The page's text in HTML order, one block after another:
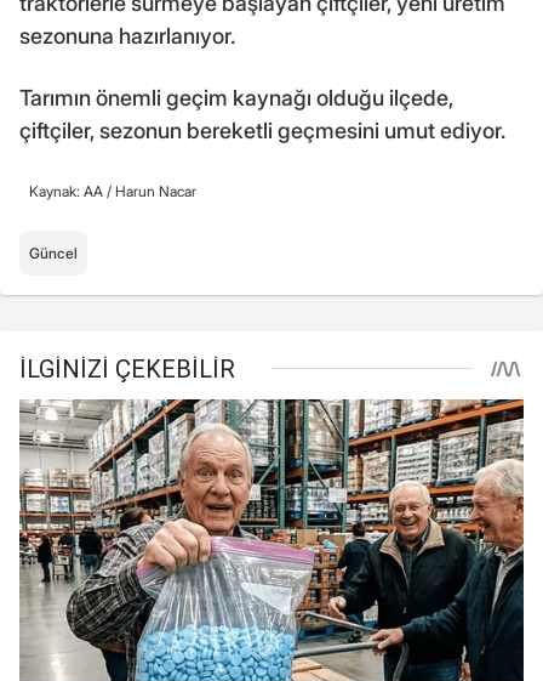
sezonuna hazırlanıyor.
Tarımın önemli geçim kaynağı olduğu ilçede,
çiftçiler, sezonun bereketli geçmesini umut ediyor.
Kaynak: AA / Harun Nacar
Güncel